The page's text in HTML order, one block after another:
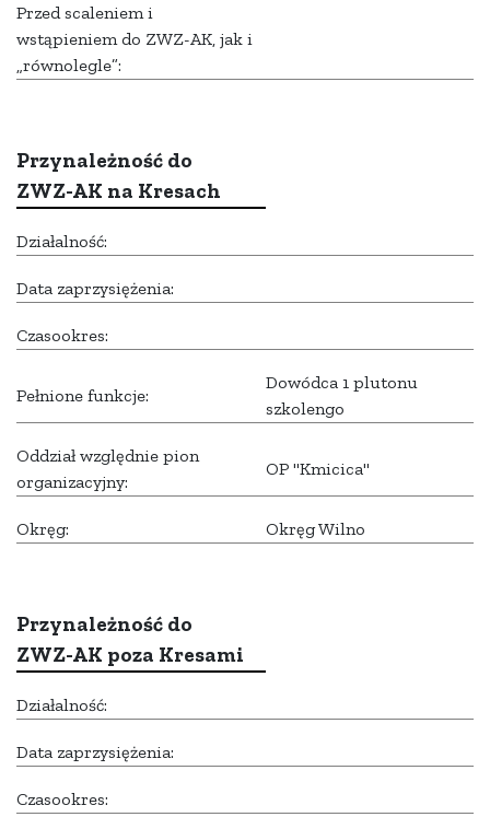
Przed scaleniem i
wstąpieniem do ZWZ-AK, jak i
„równolegle”:
Przynależność do
ZWZ-AK na Kresach
Działalność:
Data zaprzysiężenia:
Czasookres:
Pełnione funkcje:
Dowódca 1 plutonu
szkolengo
Oddział względnie pion
organizacyjny:
OP "Kmicica"
Okręg: Okręg Wilno
Przynależność do
ZWZ-AK poza Kresami
Działalność:
Data zaprzysiężenia:
Czasookres: